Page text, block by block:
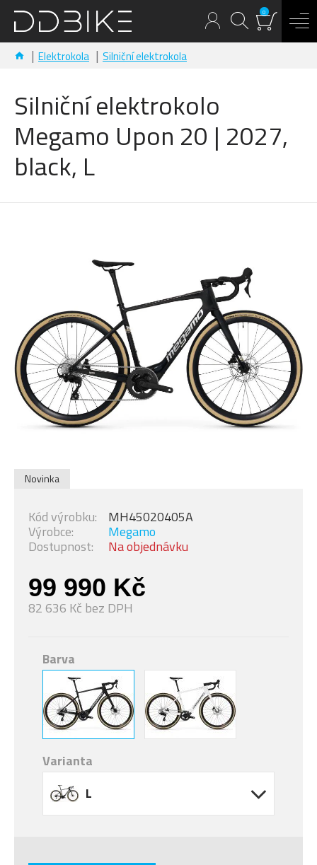
0
Elektrokola Silniční elektrokola
Silniční elektrokolo
Megamo Upon 20 | 2027,
black, L
Novinka
99 990 Kč
82 636 Kč bez DPH
Dostupnost: Na objednávku
Výrobce: Megamo
Kód výrobku: MH45020405A
Barva
Varianta
L